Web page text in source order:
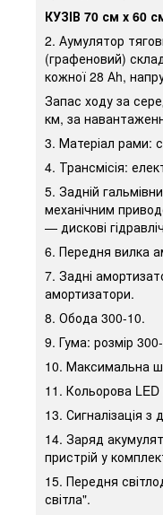
КУЗІВ 70 см х 60
2. Аумулятор
(графеновий)
кожної 28 Аh,
Запас ходу за
км, за
3. Матеріал рами:
4. Трансмісія:
5. Задній
механічним
— дискові
6. Передня вилка
7. Задні
амортизатори.
8. Обода 300-10.
9. Гума: розмір
10. Максимальна
11. Кольорова LED
13. Сигналізація
14. Заряд
пристрій у
15. Передня
світла".